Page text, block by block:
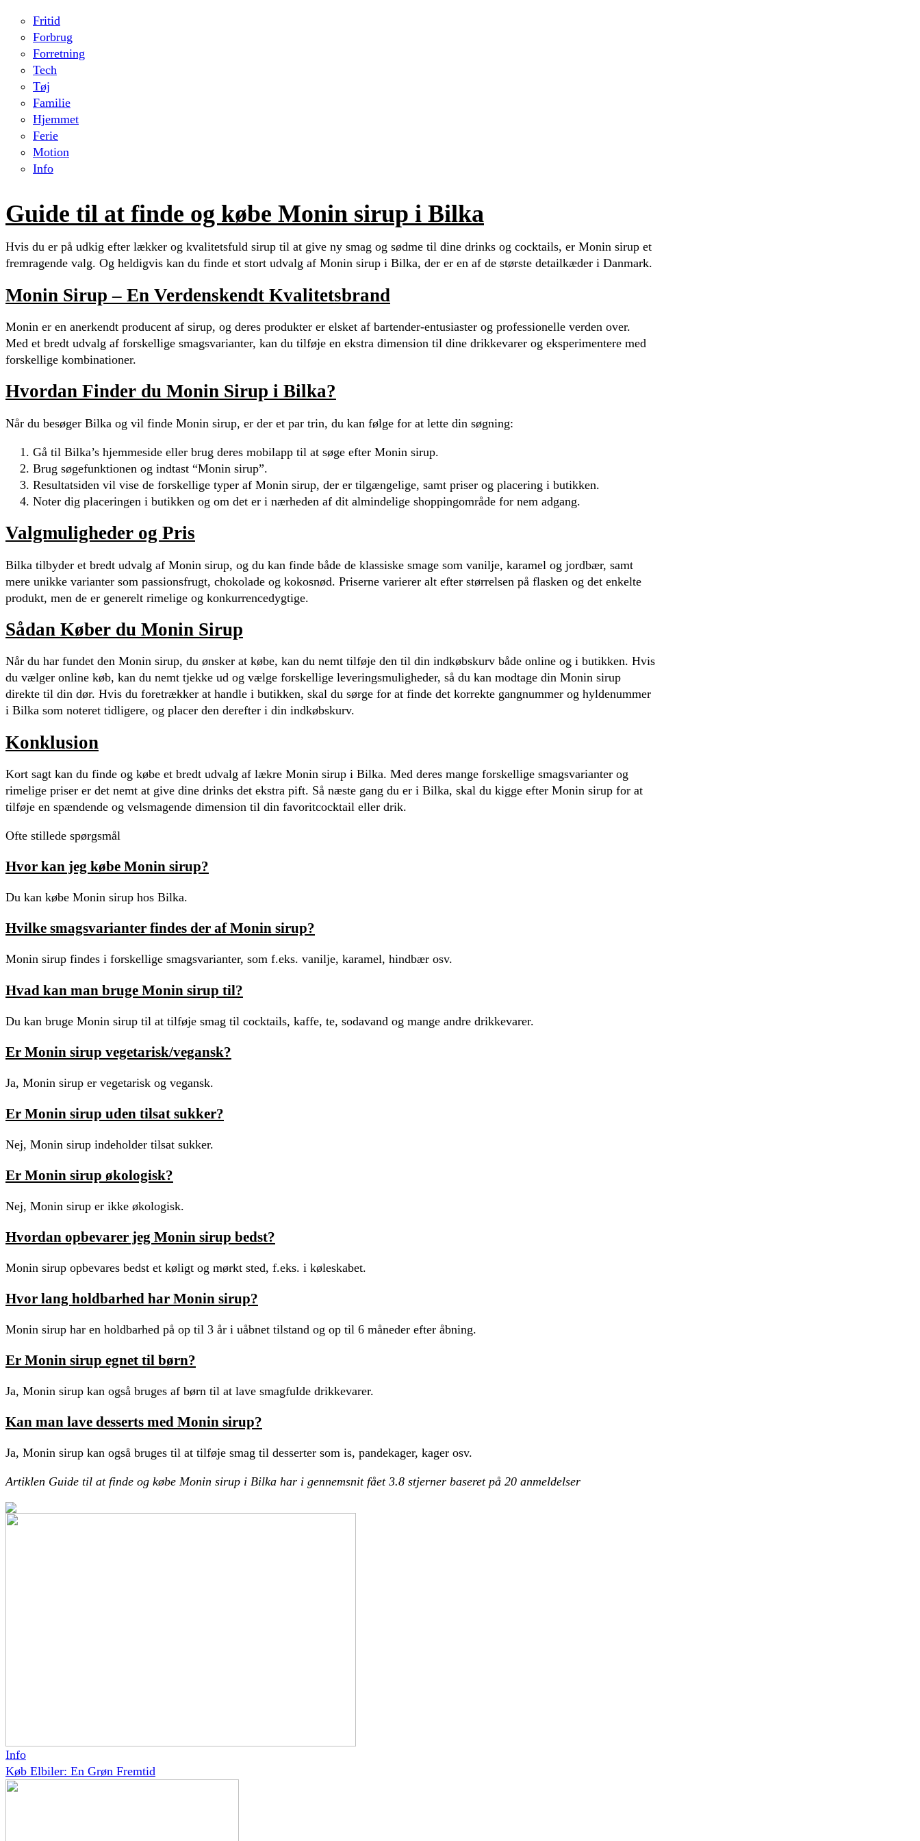
Fritid
Forbrug
Forretning
Tech
Tøj
Familie
Hjemmet
Ferie
Motion
Info
Guide til at finde og købe Monin sirup i Bilka
Hvis du er på udkig efter lækker og kvalitetsfuld sirup til at give ny smag og sødme til dine drinks og cocktails, er Monin sirup et
fremragende valg. Og heldigvis kan du finde et stort udvalg af Monin sirup i Bilka, der er en af de største detailkæder i Danmark.
Monin Sirup – En Verdenskendt Kvalitetsbrand
Monin er en anerkendt producent af sirup, og deres produkter er elsket af bartender-entusiaster og professionelle verden over.
Med et bredt udvalg af forskellige smagsvarianter, kan du tilføje en ekstra dimension til dine drikkevarer og eksperimentere med
forskellige kombinationer.
Hvordan Finder du Monin Sirup i Bilka?
Når du besøger Bilka og vil finde Monin sirup, er der et par trin, du kan følge for at lette din søgning:
Gå til Bilka’s hjemmeside eller brug deres mobilapp til at søge efter Monin sirup.
Brug søgefunktionen og indtast “Monin sirup”.
Resultatsiden vil vise de forskellige typer af Monin sirup, der er tilgængelige, samt priser og placering i butikken.
Noter dig placeringen i butikken og om det er i nærheden af dit almindelige shoppingområde for nem adgang.
Valgmuligheder og Pris
Bilka tilbyder et bredt udvalg af Monin sirup, og du kan finde både de klassiske smage som vanilje, karamel og jordbær, samt
mere unikke varianter som passionsfrugt, chokolade og kokosnød. Priserne varierer alt efter størrelsen på flasken og det enkelte
produkt, men de er generelt rimelige og konkurrencedygtige.
Sådan Køber du Monin Sirup
Når du har fundet den Monin sirup, du ønsker at købe, kan du nemt tilføje den til din indkøbskurv både online og i butikken. Hvis
du vælger online køb, kan du nemt tjekke ud og vælge forskellige leveringsmuligheder, så du kan modtage din Monin sirup
direkte til din dør. Hvis du foretrækker at handle i butikken, skal du sørge for at finde det korrekte gangnummer og hyldenummer
i Bilka som noteret tidligere, og placer den derefter i din indkøbskurv.
Konklusion
Kort sagt kan du finde og købe et bredt udvalg af lækre Monin sirup i Bilka. Med deres mange forskellige smagsvarianter og
rimelige priser er det nemt at give dine drinks det ekstra pift. Så næste gang du er i Bilka, skal du kigge efter Monin sirup for at
tilføje en spændende og velsmagende dimension til din favoritcocktail eller drik.
Ofte stillede spørgsmål
Hvor kan jeg købe Monin sirup?
Du kan købe Monin sirup hos Bilka.
Hvilke smagsvarianter findes der af Monin sirup?
Monin sirup findes i forskellige smagsvarianter, som f.eks. vanilje, karamel, hindbær osv.
Hvad kan man bruge Monin sirup til?
Du kan bruge Monin sirup til at tilføje smag til cocktails, kaffe, te, sodavand og mange andre drikkevarer.
Er Monin sirup vegetarisk/vegansk?
Ja, Monin sirup er vegetarisk og vegansk.
Er Monin sirup uden tilsat sukker?
Nej, Monin sirup indeholder tilsat sukker.
Er Monin sirup økologisk?
Nej, Monin sirup er ikke økologisk.
Hvordan opbevarer jeg Monin sirup bedst?
Monin sirup opbevares bedst et køligt og mørkt sted, f.eks. i køleskabet.
Hvor lang holdbarhed har Monin sirup?
Monin sirup har en holdbarhed på op til 3 år i uåbnet tilstand og op til 6 måneder efter åbning.
Er Monin sirup egnet til børn?
Ja, Monin sirup kan også bruges af børn til at lave smagfulde drikkevarer.
Kan man lave desserts med Monin sirup?
Ja, Monin sirup kan også bruges til at tilføje smag til desserter som is, pandekager, kager osv.
Artiklen Guide til at finde og købe Monin sirup i Bilka har i gennemsnit fået 3.8 stjerner baseret på 20 anmeldelser
Info
Køb Elbiler: En Grøn Fremtid